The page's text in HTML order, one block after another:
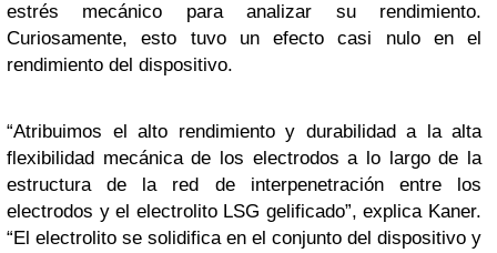
estrés mecánico para analizar su rendimiento.
Curiosamente, esto tuvo un efecto casi nulo en el
rendimiento del dispositivo.
“Atribuimos el alto rendimiento y durabilidad a la alta
flexibilidad mecánica de los electrodos a lo largo de la
estructura de la red de interpenetración entre los
electrodos y el electrolito LSG gelificado”, explica Kaner.
“El electrolito se solidifica en el conjunto del dispositivo y